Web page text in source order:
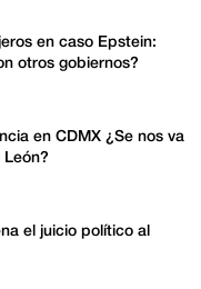
en caso Epstein:
otros gobiernos?
en CDMX ¿Se nos va
León?
el juicio político al